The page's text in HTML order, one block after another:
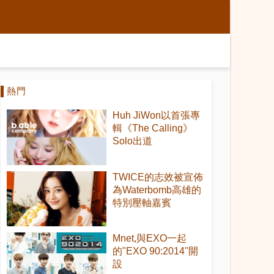
熱門
Huh JiWon以首張專
輯《The Calling》
Solo出道
TWICE的志效被宣佈
為Waterbomb高雄的
特別壓軸嘉賓
Mnet,與EXO一起
的"EXO 90:2014"開
設